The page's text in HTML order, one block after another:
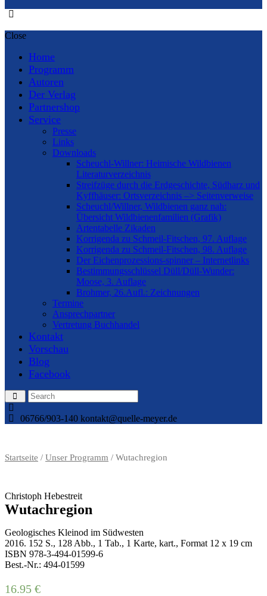
Close
Home
Programm
Autoren
Der Verlag
Partnershop
Service
Presse
Links
Downloads
Scheuchl-Willner: Heimische Wildbienen
Literaturverzeichnis
Streifzüge durch die Erdgeschichte, Südharz und
Kyffhäuser: Ortsverzeichnis –> Seitenverweise
Scheuchl/Willner, Wildbienen ganz nah:
Übersicht Wildbienenfamilien (Grafik)
Artentabelle Zikaden
Korrigenda zu Schmeil-Fitschen, 97. Auflage
Korrigenda zu Schmeil-Fitschen, 98. Auflage
Der Eichenprozessions-spinner – Internetlinks
Bestimmungsschlüssel Düll/Düll-Wunder:
Moose, 3. Auflage
Brohmer, 26.Aufl.: Zeichnungen
Termine
Ansprechpartner
Vertretung Buchhandel
Kontakt
Vorschau
Blog
Facebook
06766/903-140 kontakt@quelle-meyer.de
Startseite / Unser Programm / Wutachregion
Christoph Hebestreit
Wutachregion
Geologisches Kleinod im Südwesten
2016. 152 S., 128 Abb., 1 Tab., 1 Karte, kart., Format 12 x 19 cm
ISBN 978-3-494-01599-6
Best.-Nr.: 494-01599
16.95 €